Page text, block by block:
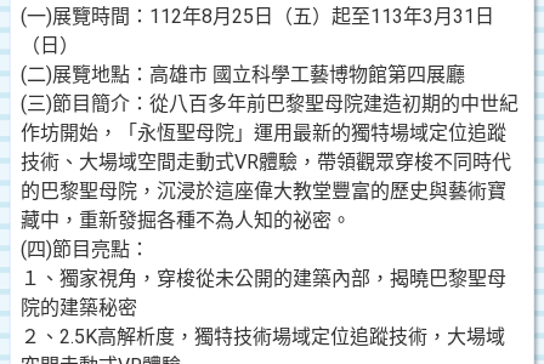
(一)展覽時間：112年8月25日（五）起至113年3月31日
（日）
(二)展覽地點：高雄市 國立科學工藝博物館第四展廳
(三)節目簡介：從八百多年前巴黎聖母院建造初期的中世紀
作坊開始，「永恆聖母院」運用最新的獨特場域定位追蹤
技術、大場域空間走動式VR體驗，帶領觀眾穿梭不同時代
的巴黎聖母院，沉浸於這座偉大教堂豐富的歷史與藝術寶
藏中，重新發掘各種不為人知的祕密。
(四)節目亮點：
１、獨家視角，穿梭從未公開的建築內部，揭曉巴黎聖母
院的建築秘密
２、2.5K高解析度，獨特技術場域定位追蹤技術，大場域